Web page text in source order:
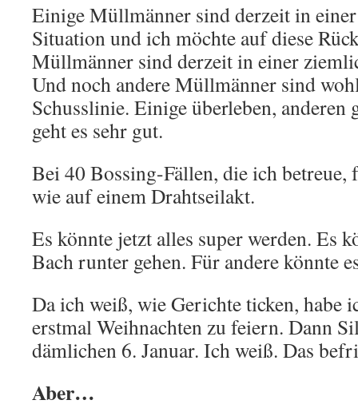
Einige Müllmänner sind derzeit in
Situation und ich möchte auf diese
Müllmänner sind derzeit in einer
Und noch andere Müllmänner sind
Schusslinie. Einige überleben, anderen
geht es sehr gut.
Bei 40 Bossing-Fällen, die ich
wie auf einem Drahtseilakt.
Es könnte jetzt alles super werden. Es
Bach runter gehen. Für andere könnte
Da ich weiß, wie Gerichte ticken, habe
erstmal Weihnachten zu feiern. Dann
dämlichen 6. Januar. Ich weiß. Das
Aber…